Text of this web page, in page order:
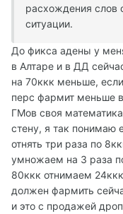
расхождения слов
ситуации.
До фикса адены у
в Алтаре и в ДД
на 70ккк меньше,
перс фармит меньше
ГМов своя
стену, я так понимаю
отнять три раза по
умножаем на 3 раза
80ккк отнимаем
должен фармить
и это с продажей